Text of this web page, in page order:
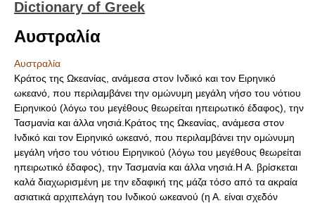
Dictionary of Greek
Αυστραλία
Αυστραλία
Κράτος της Ωκεανίας, ανάμεσα στον Ινδικό και τον Ειρηνικό
ωκεανό, που περιλαμβάνει την ομώνυμη μεγάλη νήσο του νότιου
Ειρηνικού (λόγω του μεγέθους θεωρείται ηπειρωτικό έδαφος), την
Τασμανία και άλλα νησιά.Κράτος της Ωκεανίας, ανάμεσα στον
Ινδικό και τον Ειρηνικό ωκεανό, που περιλαμβάνει την ομώνυμη
μεγάλη νήσο του νότιου Ειρηνικού (λόγω του μεγέθους θεωρείται
ηπειρωτικό έδαφος), την Τασμανία και άλλα νησιά.Η Α. βρίσκεται
καλά διαχωρισμένη με την εδαφική της μάζα τόσο από τα ακραία
ασιατικά αρχιπελάγη του Ινδικού ωκεανού (η Α. είναι σχεδόν